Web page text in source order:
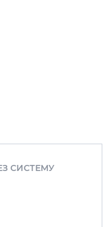
СИСТЕМУ